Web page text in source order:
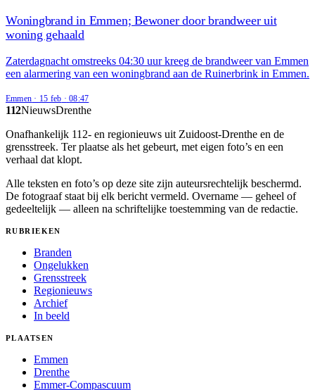
Woningbrand in Emmen; Bewoner door brandweer uit
woning gehaald
Zaterdagnacht omstreeks 04:30 uur kreeg de brandweer van Emmen
een alarmering van een woningbrand aan de Ruinerbrink in Emmen.
Emmen · 15 feb · 08:47
112NieuwsDrenthe
Onafhankelijk 112- en regionieuws uit Zuidoost-Drenthe en de
grensstreek. Ter plaatse als het gebeurt, met eigen foto’s en een
verhaal dat klopt.
Alle teksten en foto’s op deze site zijn auteursrechtelijk beschermd.
De fotograaf staat bij elk bericht vermeld. Overname — geheel of
gedeeltelijk — alleen na schriftelijke toestemming van de redactie.
RUBRIEKEN
Branden
Ongelukken
Grensstreek
Regionieuws
Archief
In beeld
PLAATSEN
Emmen
Drenthe
Emmer-Compascuum